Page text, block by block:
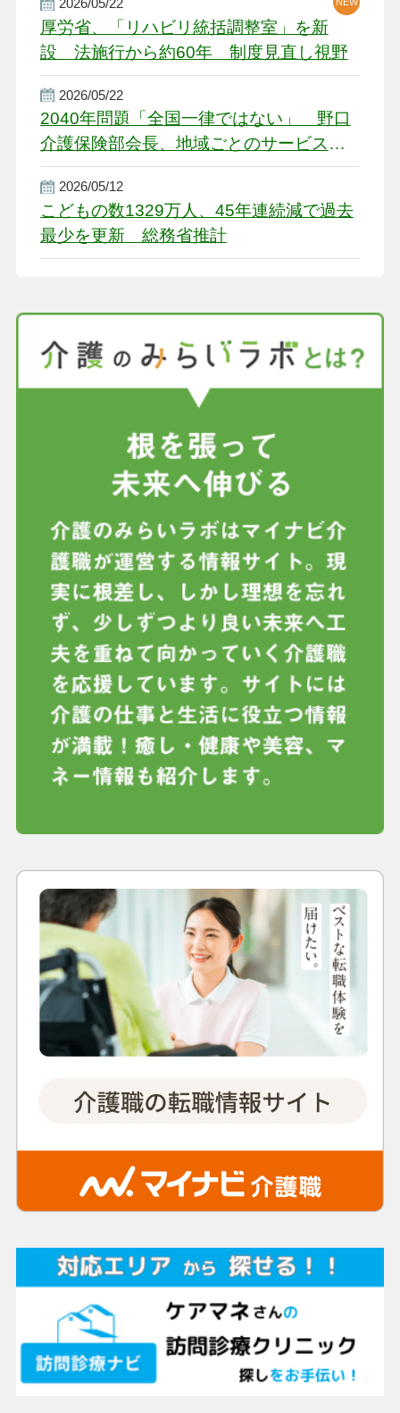
2026/05/22
厚労省、「リハビリ統括調整室」を新
設 法施行から約60年 制度見直し視野
2026/05/22
2040年問題「全国一律ではない」 野口
介護保険部会長、地域ごとのサービス基
盤整備を促す
2026/05/12
こどもの数1329万人、45年連続減で過去
最少を更新 総務省推計